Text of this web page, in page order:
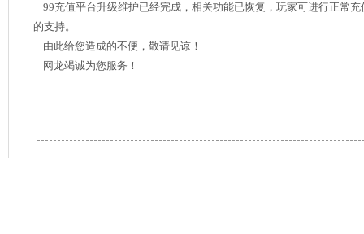
99充值平台升级维护已经完成，相关功能已恢复，玩家可进行正常
的支持。
由此给您造成的不便，敬请见谅！
网龙竭诚为您服务！